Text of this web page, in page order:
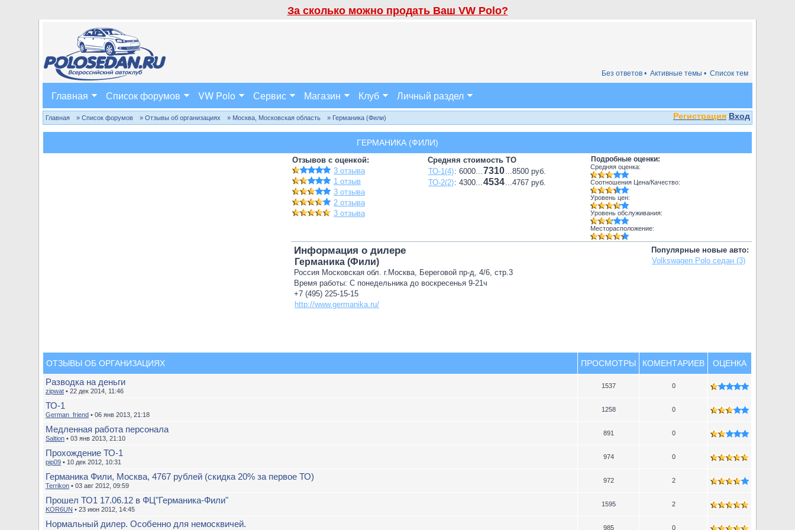
За сколько можно продать Ваш VW Polo?
Список тем
Активные темы •
Без ответов •
Главная Список форумов VW Polo Сервис Магазин Клуб Личный раздел
Регистрация Вход
Главная » Список форумов » Отзывы об организациях » Москва, Московская область » Германика (Фили)
ГЕРМАНИКА (ФИЛИ)
Отзывов с оценкой:
3 отзыва
1 отзыв
3 отзыва
2 отзыва
3 отзыва
Средняя стоимость ТО
ТО-1(4): 6000...7310...8500 руб.
ТО-2(2): 4300...4534...4767 руб.
Подробные оценки:
Средняя оценка:
Соотношения Цена/Качество:
Уровень цен:
Уровень обслуживания:
Месторасположение:
Популярные новые авто:
Volkswagen Polo седан (3)
Информация о дилере
Германика (Фили)
Россия Московская обл. г.Москва, Береговой пр-д, 4/6, стр.3
Время работы: С понедельника до воскресенья 9-21ч
+7 (495) 225-15-15
http://www.germanika.ru/
ОТЗЫВЫ ОБ ОРГАНИЗАЦИЯХ ПРОСМОТРЫ КОМЕНТАРИЕВ ОЦЕНКА
Разводка на деньги
zipwat • 22 дек 2014, 11:46
1537 0
ТО-1
German_friend • 06 янв 2013, 21:18
1258 0
Медленная работа персонала
Saltion • 03 янв 2013, 21:10
891 0
Прохождение ТО-1
pip09 • 10 дек 2012, 10:31
974 0
Германика Фили, Москва, 4767 рублей (скидка 20% за первое ТО)
Terrikon • 03 авг 2012, 09:59
972 2
Прошел ТО1 17.06.12 в ФЦ"Германика-Фили"
KOR6UN • 23 июн 2012, 14:45
1595 2
Нормальный дилер. Особенно для немосквичей. 985 0